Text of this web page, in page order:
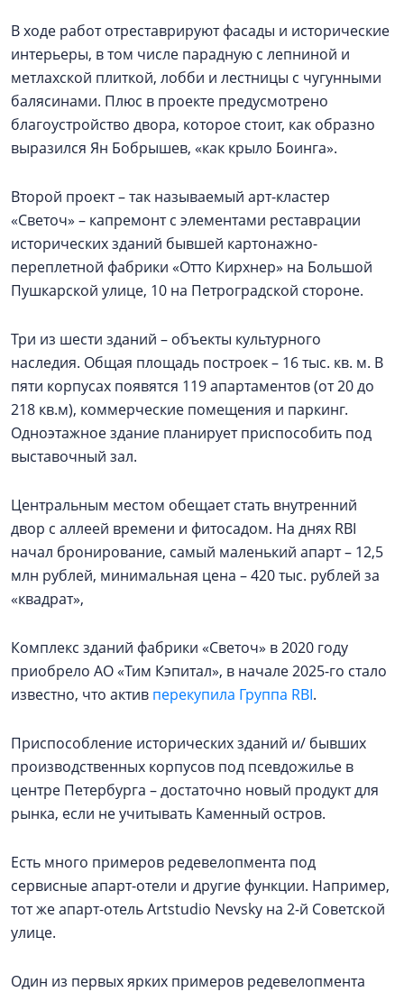
В ходе работ отреставрируют фасады и исторические
интерьеры, в том числе парадную с лепниной и
метлахской плиткой, лобби и лестницы с чугунными
балясинами. Плюс в проекте предусмотрено
благоустройство двора, которое стоит, как образно
выразился Ян Бобрышев, «как крыло Боинга».
Второй проект – так называемый арт-кластер
«Светоч» – капремонт с элементами реставрации
исторических зданий бывшей картонажно-
переплетной фабрики «Отто Кирхнер» на Большой
Пушкарской улице, 10 на Петроградской стороне.
Три из шести зданий – объекты культурного
наследия. Общая площадь построек – 16 тыс. кв. м. В
пяти корпусах появятся 119 апартаментов (от 20 до
218 кв.м), коммерческие помещения и паркинг.
Одноэтажное здание планирует приспособить под
выставочный зал.
Центральным местом обещает стать внутренний
двор с аллеей времени и фитосадом. На днях RBI
начал бронирование, самый маленький апарт – 12,5
млн рублей, минимальная цена – 420 тыс. рублей за
«квадрат»,
Комплекс зданий фабрики «Светоч» в 2020 году
приобрело АО «Тим Кэпитал», в начале 2025-го стало
известно, что актив перекупила Группа RBI.
Приспособление исторических зданий и/ бывших
производственных корпусов под псевдожилье в
центре Петербурга – достаточно новый продукт для
рынка, если не учитывать Каменный остров.
Есть много примеров редевелопмента под
сервисные апарт-отели и другие функции. Например,
тот же апарт-отель Artstudio Nevsky на 2-й Советской
улице.
Один из первых ярких примеров редевелопмента